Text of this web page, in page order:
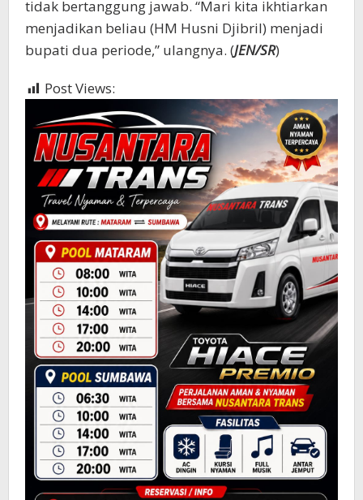
tidak bertanggung jawab. “Mari kita ikhtiarkan
menjadikan beliau (HM Husni Djibril) menjadi
bupati dua periode,” ulangnya. (JEN/SR)
Post Views: